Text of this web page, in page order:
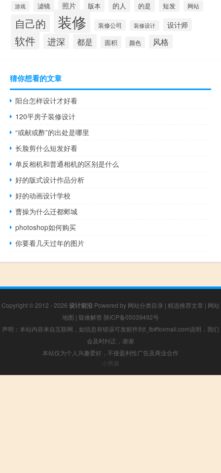
游戏 滤镜 照片 版本 的人 的是 短发 网站
自己的 装修 装修公司 装修设计 设计师
软件 进深 都是 面积 颜色 风格
猜你想看的文章
阳台怎样设计才好看
120平房子装修设计
“或献或酢”的出处是哪里
长脸剪什么短发好看
单反相机和普通相机的区别是什么
好的版式设计作品分析
好的动画设计学校
曹操为什么迁都邺城
photoshop如何购买
你要看几天过年的图片
Copyright © 2012 - 2026 设计前沿 Powered by 网站分类目录 | 精选推荐文章 | 网站
地图 | 疑难解答 陕ICP备05039492号
声明：本站内容来自互联网，如信息有错误可发邮件到f_fb#foxmail.com说明，我们
会及时纠正，谢谢
本站仅为个人兴趣爱好，不接盈利性广告及商业合作
小男孩